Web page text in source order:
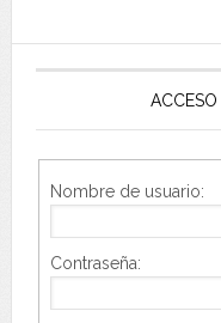
Nombre de usuario:
Contraseña: